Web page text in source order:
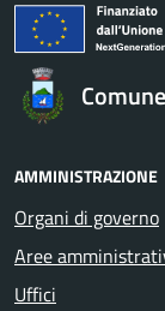
AMMINISTRAZIONE
Organi di governo
Aree
Uffici